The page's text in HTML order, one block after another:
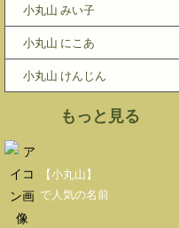
小丸山 みい子
小丸山 にこあ
小丸山 けんじん
もっと見る
【小丸山】
で人気の名前